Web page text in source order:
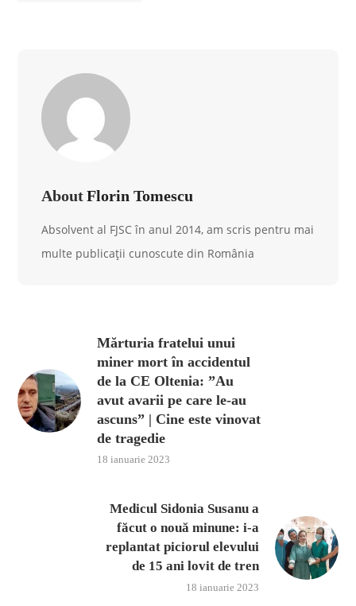
About Florin Tomescu
Absolvent al FJSC în anul 2014, am scris pentru mai
multe publicații cunoscute din România
Mărturia fratelui unui
miner mort în accidentul
de la CE Oltenia: ”Au
avut avarii pe care le-au
ascuns” | Cine este vinovat
de tragedie
18 ianuarie 2023
Medicul Sidonia Susanu a
făcut o nouă minune: i-a
replantat piciorul elevului
de 15 ani lovit de tren
18 ianuarie 2023